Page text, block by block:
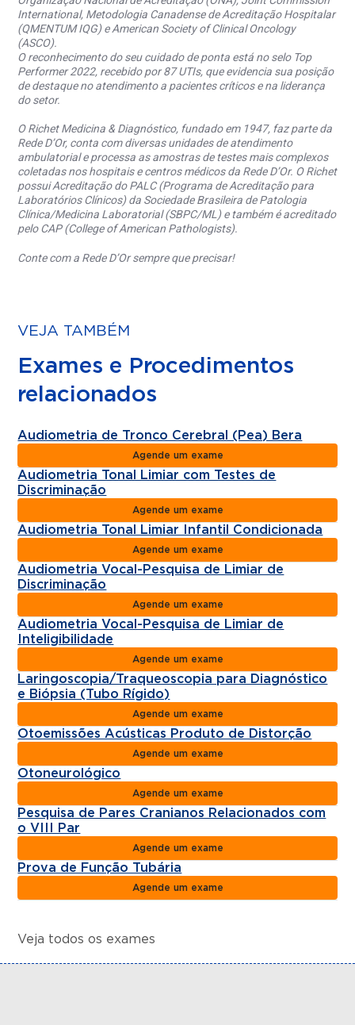
International, Metodologia Canadense de Acreditação Hospitalar
(QMENTUM IQG) e American Society of Clinical Oncology
(ASCO).
O reconhecimento do seu cuidado de ponta está no selo Top
Performer 2022, recebido por 87 UTIs, que evidencia sua posição
de destaque no atendimento a pacientes críticos e na liderança
do setor.
O Richet Medicina & Diagnóstico, fundado em 1947, faz parte da
Rede D’Or, conta com diversas unidades de atendimento
ambulatorial e processa as amostras de testes mais complexos
coletadas nos hospitais e centros médicos da Rede D’Or. O Richet
possui Acreditação do PALC (Programa de Acreditação para
Laboratórios Clínicos) da Sociedade Brasileira de Patologia
Clínica/Medicina Laboratorial (SBPC/ML) e também é acreditado
pelo CAP (College of American Pathologists).
Conte com a Rede D’Or sempre que precisar!
VEJA TAMBÉM
Exames e Procedimentos
relacionados
Audiometria de Tronco Cerebral (Pea) Bera
Agende um exame
Audiometria Tonal Limiar com Testes de
Discriminação
Agende um exame
Audiometria Tonal Limiar Infantil Condicionada
Agende um exame
Audiometria Vocal-Pesquisa de Limiar de
Discriminação
Agende um exame
Audiometria Vocal-Pesquisa de Limiar de
Inteligibilidade
Agende um exame
Laringoscopia/Traqueoscopia para Diagnóstico
e Biópsia (Tubo Rígido)
Agende um exame
Otoemissões Acústicas Produto de Distorção
Agende um exame
Otoneurológico
Agende um exame
Pesquisa de Pares Cranianos Relacionados com
o VIII Par
Agende um exame
Prova de Função Tubária
Agende um exame
Veja todos os exames